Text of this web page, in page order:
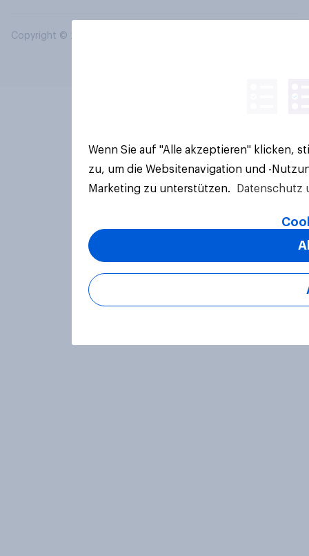
Copyright © 2026 YouGov PLC. Alle Rechte vorbehalten.
Wenn Sie auf "Alle akzeptieren" klicken,
zu, um die Websitenavigation und -
Marketing zu unterstützen.
Datenschutz